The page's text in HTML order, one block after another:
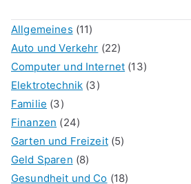
Allgemeines (11)
Auto und Verkehr (22)
Computer und Internet (13)
Elektrotechnik (3)
Familie (3)
Finanzen (24)
Garten und Freizeit(5)
Geld Sparen (8)
Gesundheit und Co (18)